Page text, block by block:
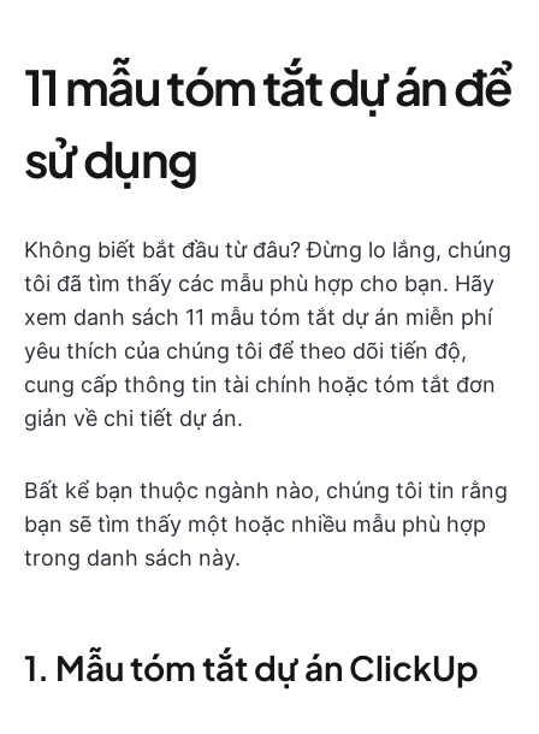
11 mẫu tóm tắt dự án để
sử dụng
Không biết bắt đầu từ đâu? Đừng lo lắng, chúng
tôi đã tìm thấy các mẫu phù hợp cho bạn. Hãy
xem danh sách 11 mẫu tóm tắt dự án miễn phí
yêu thích của chúng tôi để theo dõi tiến độ,
cung cấp thông tin tài chính hoặc tóm tắt đơn
giản về chi tiết dự án.
Bất kể bạn thuộc ngành nào, chúng tôi tin rằng
bạn sẽ tìm thấy một hoặc nhiều mẫu phù hợp
trong danh sách này.
1. Mẫu tóm tắt dự án ClickUp